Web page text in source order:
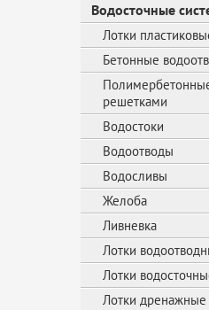
Водосточные
Лотки
Бетонные
решетками
Водостоки
Водоотводы
Водосливы
Желоба
Ливневка
Лотки
Лотки
Лотки дренажные